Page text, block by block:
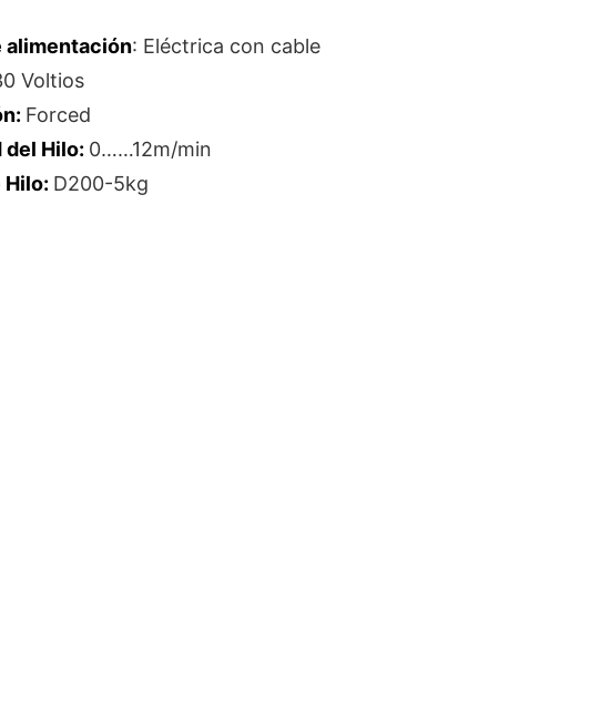
alimentación: Eléctrica con cable
Voltios
Forced
del Hilo: 0……12m/min
Hilo: D200-5kg